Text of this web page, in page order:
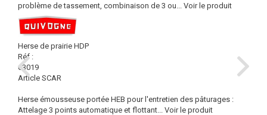
problème de tassement, combinaison de 3 ou... Voir le produit
Herse de prairie HDP
Réf :
63019
Article SCAR
Herse émousseuse portée HEB pour l'entretien des pâturages :
Attelage 3 points automatique et flottant... Voir le produit